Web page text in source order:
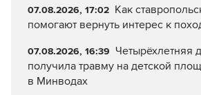
07.08.2026, 17:02 Как
помогают вернуть интерес к
07.08.2026, 16:39 Четырёхлетняя
получила травму на детской
в Минводах